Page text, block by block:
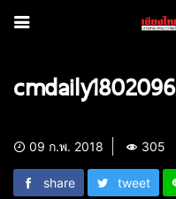
cmdaily1802096
09 ก.พ. 2018 305
share tweet